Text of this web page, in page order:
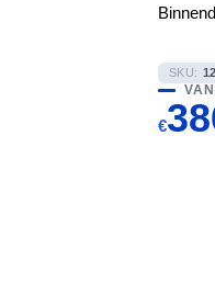
SKU:
€